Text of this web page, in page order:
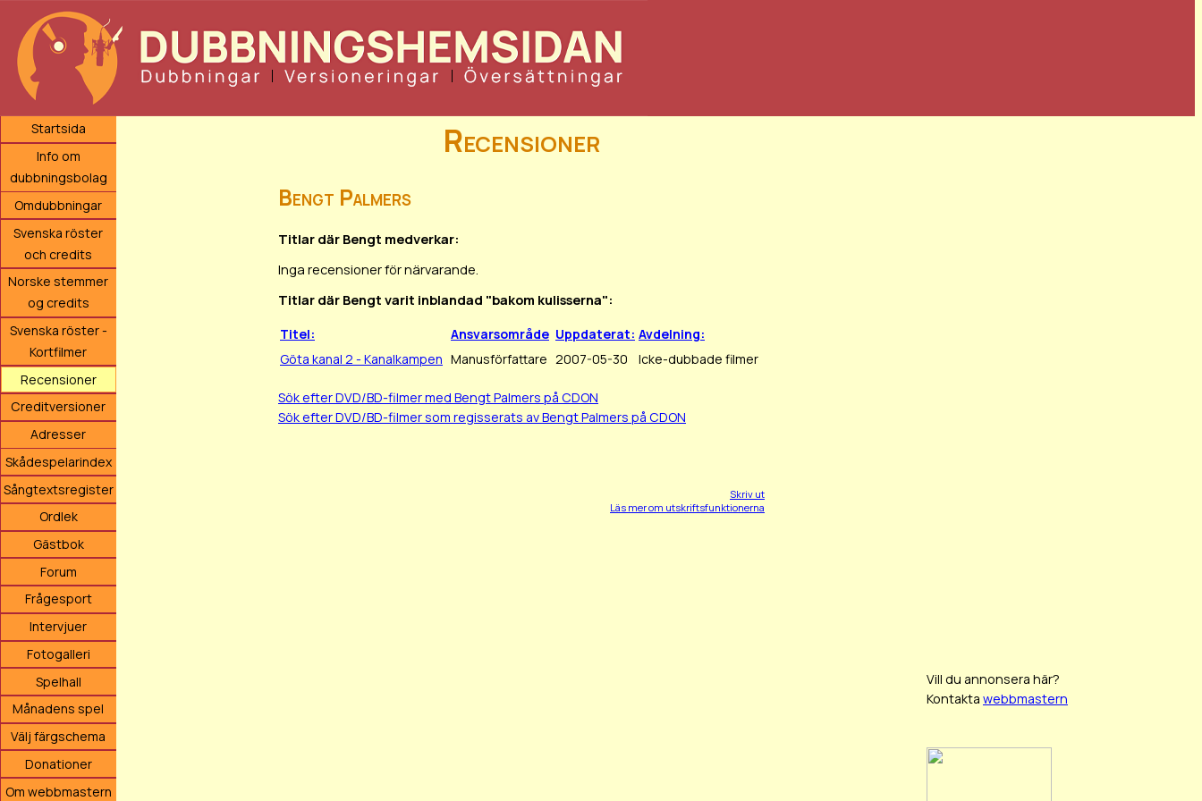
Startsida
Info om
dubbningsbolag
Omdubbningar
Svenska röster
och credits
Norske stemmer
og credits
Svenska röster -
Kortfilmer
Recensioner
Creditversioner
Adresser
Skådespelarindex
Sångtextsregister
Ordlek
Gästbok
Forum
Frågesport
Intervjuer
Fotogalleri
Spelhall
Månadens spel
Välj färgschema
Donationer
Om webbmastern
Recensioner
Bengt Palmers
Titlar där Bengt medverkar:
Inga recensioner för närvarande.
Titlar där Bengt varit inblandad "bakom kulisserna":
Titel: Ansvarsområde Uppdaterat: Avdelning:
Göta kanal 2 - Kanalkampen Manusförfattare 2007-05-30 Icke-dubbade filmer
Sök efter DVD/BD-filmer med Bengt Palmers på CDON
Sök efter DVD/BD-filmer som regisserats av Bengt Palmers på CDON
Skriv ut
Läs mer om utskriftsfunktionerna
Vill du annonsera här?
Kontakta webbmastern